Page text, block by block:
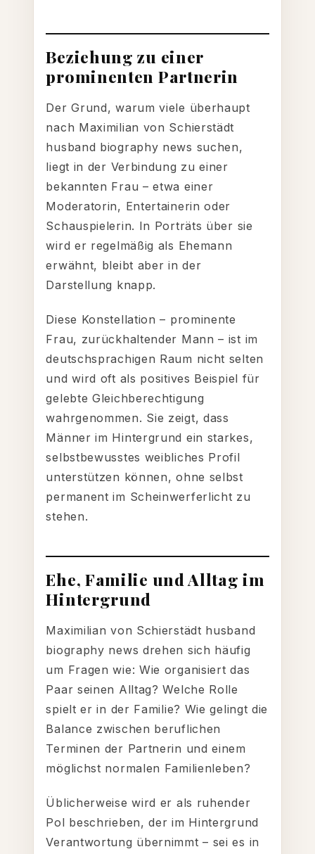
Beziehung zu einer
prominenten Partnerin
Der Grund, warum viele überhaupt
nach Maximilian von Schierstädt
husband biography news suchen,
liegt in der Verbindung zu einer
bekannten Frau – etwa einer
Moderatorin, Entertainerin oder
Schauspielerin. In Porträts über sie
wird er regelmäßig als Ehemann
erwähnt, bleibt aber in der
Darstellung knapp.
Diese Konstellation – prominente
Frau, zurückhaltender Mann – ist im
deutschsprachigen Raum nicht selten
und wird oft als positives Beispiel für
gelebte Gleichberechtigung
wahrgenommen. Sie zeigt, dass
Männer im Hintergrund ein starkes,
selbstbewusstes weibliches Profil
unterstützen können, ohne selbst
permanent im Scheinwerferlicht zu
stehen.
Ehe, Familie und Alltag im
Hintergrund
Maximilian von Schierstädt husband
biography news drehen sich häufig
um Fragen wie: Wie organisiert das
Paar seinen Alltag? Welche Rolle
spielt er in der Familie? Wie gelingt die
Balance zwischen beruflichen
Terminen der Partnerin und einem
möglichst normalen Familienleben?
Üblicherweise wird er als ruhender
Pol beschrieben, der im Hintergrund
Verantwortung übernimmt – sei es in